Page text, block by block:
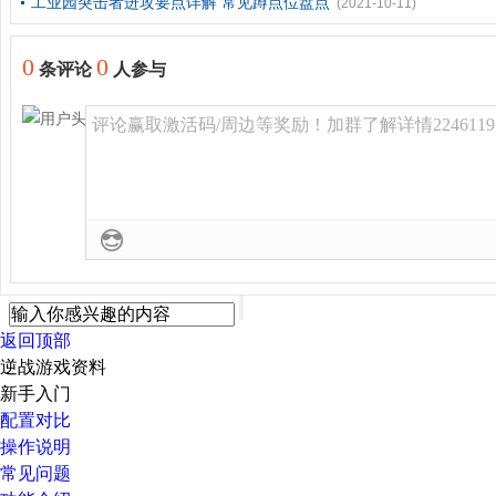
(2021-10-11)
0 条评论0 人参与
评论赢取激活码/周边等奖励！加群了解详情
返回顶部
逆战游戏资料
新手入门
配置对比
操作说明
常见问题